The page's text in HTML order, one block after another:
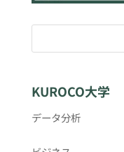
KUROCO大学
データ分析